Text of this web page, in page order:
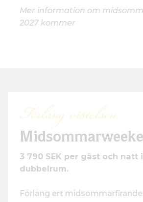
Mer information om
2027 kommer
Förläng vistelsen
3 790 SEK per gäst och natt
dubbelrum.
Förläng ert